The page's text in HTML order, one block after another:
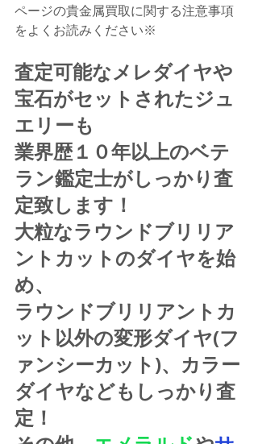
ページの貴金属買取に関する注意事項
をよくお読みください※
査定可能なメレダイヤや
宝石がセットされたジュ
エリーも
業界歴１０年以上のベテ
ラン鑑定士がしっかり査
定致します！
大粒なラウンドブリリア
ントカットのダイヤを始
め、
ラウンドブリリアントカ
ット以外の変形ダイヤ(フ
ァンシーカット)、カラー
ダイヤなどもしっかり査
定！